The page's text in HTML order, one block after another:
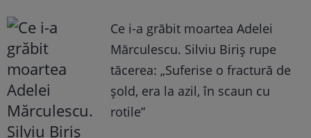
Ce i-a grăbit moartea Adelei
Mărculescu. Silviu Biriș rupe
tăcerea: „Suferise o fractură de
șold, era la azil, în scaun cu
rotile”